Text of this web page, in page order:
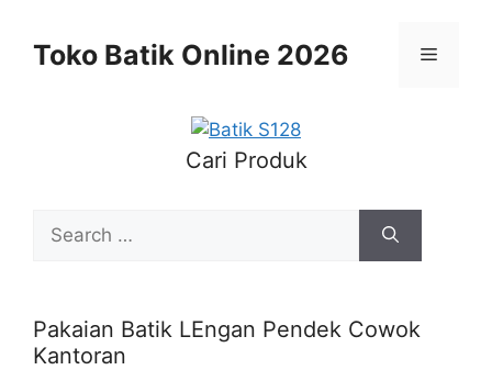
contentToko Batik Online 2026 Menu
Cari Produk
for:
Pakaian Batik LEngan Pendek Cowok
Kantoran